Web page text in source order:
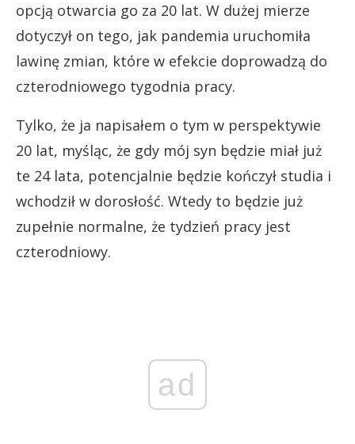
opcją otwarcia go za 20 lat. W dużej mierze
dotyczył on tego, jak pandemia uruchomiła
lawinę zmian, które w efekcie doprowadzą do
czterodniowego tygodnia pracy.
Tylko, że ja napisałem o tym w perspektywie
20 lat, myśląc, że gdy mój syn będzie miał już
te 24 lata, potencjalnie będzie kończył studia i
wchodził w dorosłość. Wtedy to będzie już
zupełnie normalne, że tydzień pracy jest
czterodniowy.
ad